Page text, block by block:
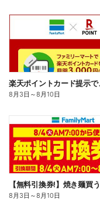
8月3日 ～8月10日
8月3日 ～8月10日